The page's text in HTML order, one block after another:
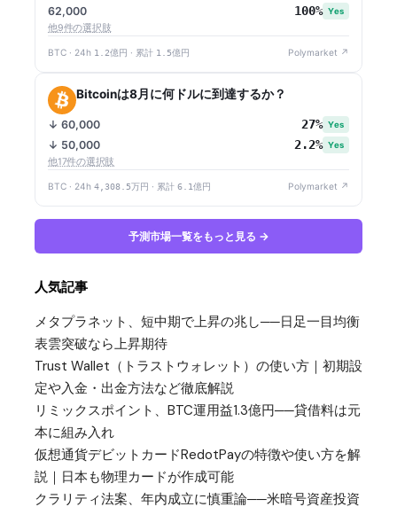
62,000 100% Yes
他9件の選択肢
BTC · 24h 1.2億円 · 累計 1.5億円 Polymarket ↗
Bitcoinは8月に何ドルに到達するか？
↓ 60,000 27% Yes
↓ 50,000 2.2% Yes
他17件の選択肢
BTC · 24h 4,308.5万円 · 累計 6.1億円 Polymarket ↗
予測市場一覧をもっと見る →
人気記事
メタプラネット、短中期で上昇の兆し──日足一目均衡
表雲突破なら上昇期待
Trust Wallet（トラストウォレット）の使い方｜初期設
定や入金・出金方法など徹底解説
リミックスポイント、BTC運用益1.3億円──貸借料は元
本に組み入れ
仮想通貨デビットカードRedotPayの特徴や使い方を解
説｜日本も物理カードが作成可能
クラリティ法案、年内成立に慎重論──米暗号資産投資